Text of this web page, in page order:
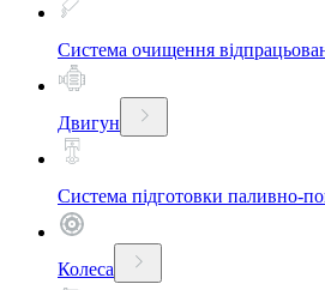
Система очищення
Двигун
Система підготовки паливно-
Колеса